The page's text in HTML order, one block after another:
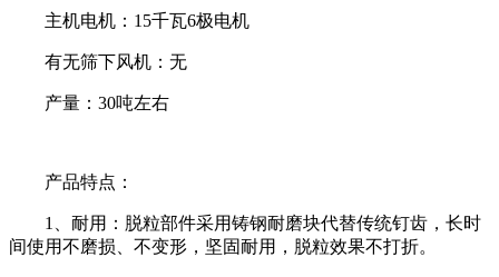
主机电机：15千瓦6极电机
有无筛下风机：无
产量：30吨左右
产品特点：
1、耐用：脱粒部件采用铸钢耐磨块代替传统钉齿，长时
间使用不磨损、不变形，坚固耐用，脱粒效果不打折。